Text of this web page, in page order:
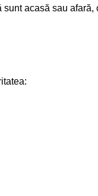
acasă sau